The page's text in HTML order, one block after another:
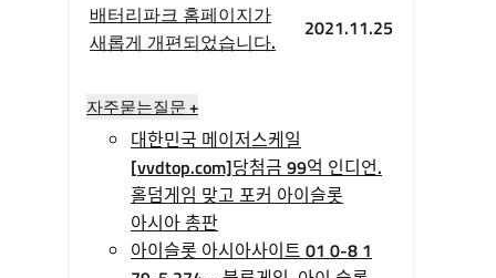
배터리파크 홈페이지가
새롭게 개편되었습니다.
2021.11.25
자주묻는질문 +
대한민국 메이저스케일
[vvdtop.com]당첨금 99억 인디언.
홀덤게임 맞고 포커 아이슬롯
아시아 총판
아이슬롯 아시아사이트 01 0-8 1